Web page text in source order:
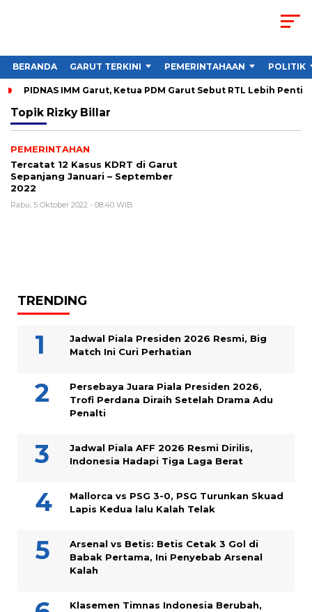
BERANDA GARUT TERKINI PEMERINTAHAAN POLITIK
PIDNAS IMM Garut, Ketua PDM Garut Sebut RTL Lebih
Topik Rizky Billar
PEMERINTAHAN
Tercatat 12 Kasus KDRT di Garut
Sepanjang Januari – September
2022
Rabu, 5 Oktober 2022 - 08:40 WIB
TRENDING
Jadwal Piala Presiden 2026 Resmi, Big
Match Ini Curi Perhatian
Persebaya Juara Piala Presiden 2026,
Trofi Perdana Diraih Setelah Drama Adu
Penalti
Jadwal Piala AFF 2026 Resmi Dirilis,
Indonesia Hadapi Tiga Laga Berat
Mallorca vs PSG 3-0, PSG Turunkan Skuad
Lapis Kedua lalu Kalah Telak
Arsenal vs Betis: Betis Cetak 3 Gol di
Babak Pertama, Ini Penyebab Arsenal
Kalah
Klasemen Timnas Indonesia Berubah,